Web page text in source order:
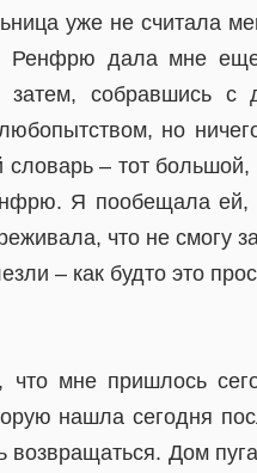
уже не считала
Ренфрю дала мне еще
затем, собравшись с
но
словарь – тот
Я пообещала ей,
что не смогу
– как будто это
что мне пришлось
нашла сегодня
Дом